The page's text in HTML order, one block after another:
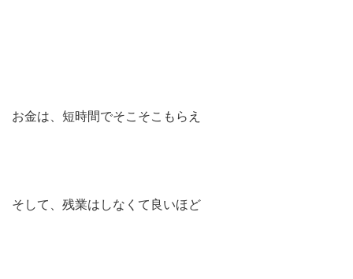
お金は、短時間でそこそこもらえ
そして、残業はしなくて良いほど